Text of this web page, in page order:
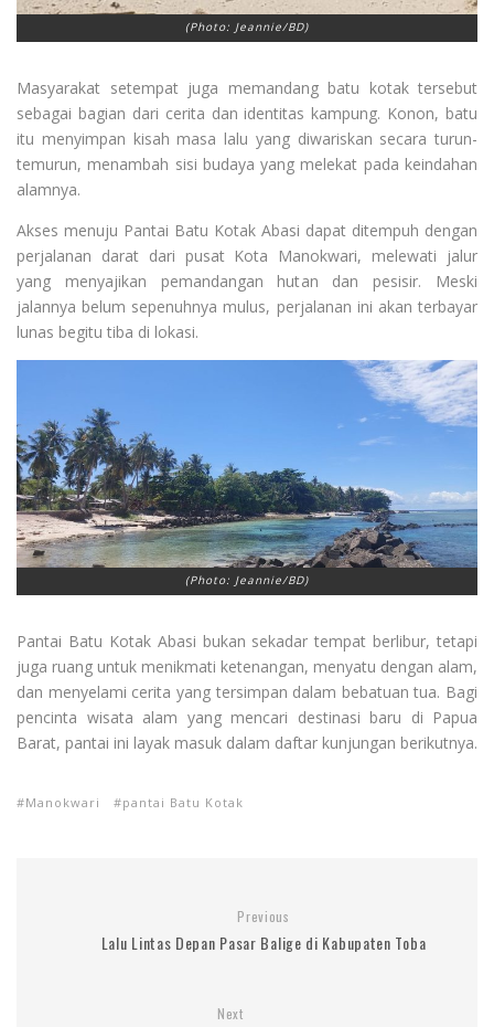
(Photo: Jeannie/BD)
Masyarakat setempat juga memandang batu kotak tersebut
sebagai bagian dari cerita dan identitas kampung. Konon, batu
itu menyimpan kisah masa lalu yang diwariskan secara turun-
temurun, menambah sisi budaya yang melekat pada keindahan
alamnya.
Akses menuju Pantai Batu Kotak Abasi dapat ditempuh dengan
perjalanan darat dari pusat Kota Manokwari, melewati jalur
yang menyajikan pemandangan hutan dan pesisir. Meski
jalannya belum sepenuhnya mulus, perjalanan ini akan terbayar
lunas begitu tiba di lokasi.
(Photo: Jeannie/BD)
Pantai Batu Kotak Abasi bukan sekadar tempat berlibur, tetapi
juga ruang untuk menikmati ketenangan, menyatu dengan alam,
dan menyelami cerita yang tersimpan dalam bebatuan tua. Bagi
pencinta wisata alam yang mencari destinasi baru di Papua
Barat, pantai ini layak masuk dalam daftar kunjungan berikutnya.
Manokwari pantai Batu Kotak
Previous
Lalu Lintas Depan Pasar Balige di Kabupaten Toba
Next